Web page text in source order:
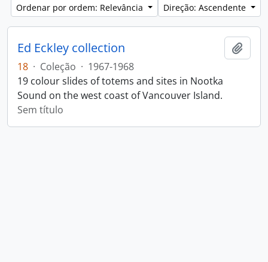
Ordenar por ordem: Relevância
Direção: Ascendente
Ed Eckley collection
18 · Coleção · 1967-1968
19 colour slides of totems and sites in Nootka
Sound on the west coast of Vancouver Island.
Sem título